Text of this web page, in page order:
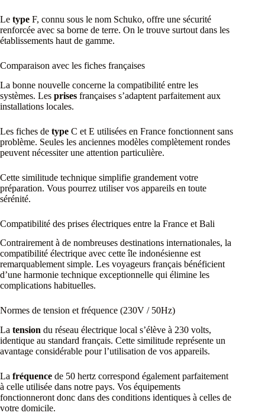
Le type F, connu sous le nom Schuko, offre une sécurité
renforcée avec sa borne de terre. On le trouve surtout dans les
établissements haut de gamme.
Comparaison avec les fiches françaises
La bonne nouvelle concerne la compatibilité entre les
systèmes. Les prises françaises s’adaptent parfaitement aux
installations locales.
Les fiches de type C et E utilisées en France fonctionnent sans
problème. Seules les anciennes modèles complètement rondes
peuvent nécessiter une attention particulière.
Cette similitude technique simplifie grandement votre
préparation. Vous pourrez utiliser vos appareils en toute
sérénité.
Compatibilité des prises électriques entre la France et Bali
Contrairement à de nombreuses destinations internationales, la
compatibilité électrique avec cette île indonésienne est
remarquablement simple. Les voyageurs français bénéficient
d’une harmonie technique exceptionnelle qui élimine les
complications habituelles.
Normes de tension et fréquence (230V / 50Hz)
La tension du réseau électrique local s’élève à 230 volts,
identique au standard français. Cette similitude représente un
avantage considérable pour l’utilisation de vos appareils.
La fréquence de 50 hertz correspond également parfaitement
à celle utilisée dans notre pays. Vos équipements
fonctionneront donc dans des conditions identiques à celles de
votre domicile.